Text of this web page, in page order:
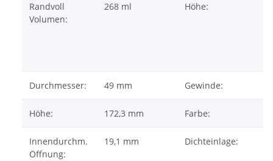
Randvoll
Volumen:
268 ml Höhe:
Durchmesser: 49 mm Gewinde:
Höhe: 172,3 mm Farbe:
Innendurchm.
Öffnung:
19,1 mm Dichteinlage: